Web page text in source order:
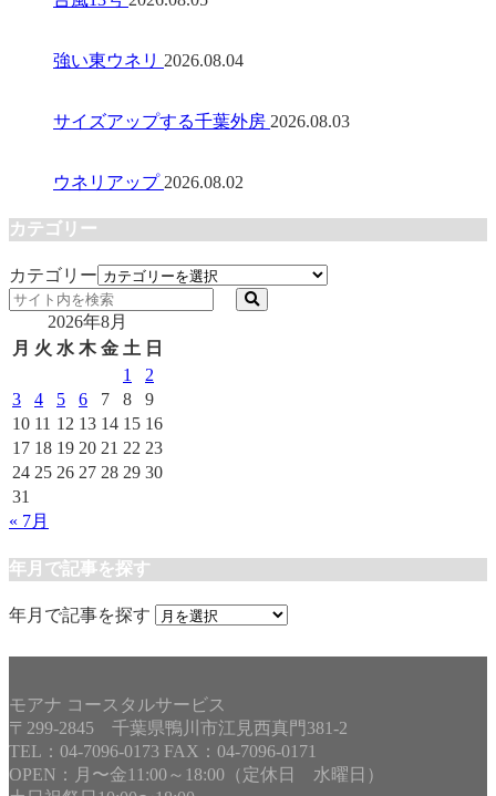
強い東ウネリ 2026.08.04
サイズアップする千葉外房 2026.08.03
ウネリアップ 2026.08.02
カテゴリー
カテゴリー
2026年8月
月 火 水 木 金 土 日
1
2
3
4 5 6 7 8
9
10 11 12 13 14 15 16
17 18 19 20 21 22 23
24 25 26 27 28 29 30
31
« 7月
年月で記事を探す
年月で記事を探す
モアナ コースタルサービス
〒299-2845 千葉県鴨川市江見西真門381-2
TEL：04-7096-0173 FAX：04-7096-0171
OPEN：月〜金11:00～18:00（定休日 水曜日）